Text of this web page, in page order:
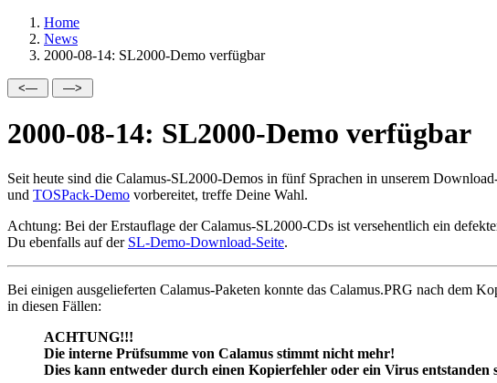
Home
News
2000-08-14: SL2000-Demo verfügbar
2000-08-14: SL2000-Demo verfügbar
Seit heute sind die Calamus-SL2000-Demos in fünf Sprachen in unserem
und TOSPack-Demo vorbereitet, treffe Deine Wahl.
Achtung: Bei der Erstauflage der Calamus-SL2000-CDs ist versehentlich ein
Du ebenfalls auf der SL-Demo-Download-Seite.
Bei einigen ausgelieferten Calamus-Paketen konnte das Calamus.PRG nach dem
in diesen Fällen:
ACHTUNG!!!
Die interne Prüfsumme von Calamus stimmt nicht mehr!
Dies kann entweder durch einen Kopierfehler oder ein Virus entstanden